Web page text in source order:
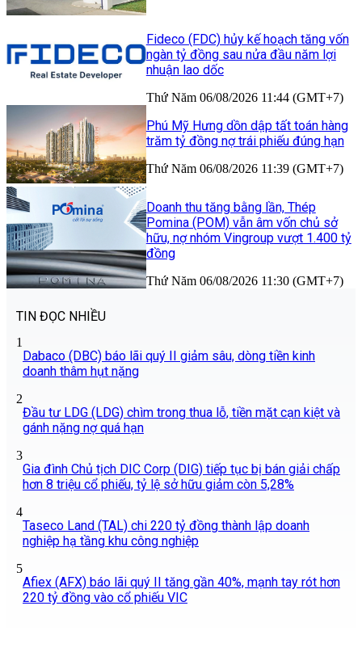
Fideco (FDC) hủy kế hoạch tăng vốn
ngàn tỷ đồng sau nửa đầu năm lợi
nhuận lao dốc
Thứ Năm 06/08/2026 11:44 (GMT+7)
Phú Mỹ Hưng dồn dập tất toán hàng
trăm tỷ đồng nợ trái phiếu đúng hạn
Thứ Năm 06/08/2026 11:39 (GMT+7)
Doanh thu tăng bằng lần, Thép
Pomina (POM) vẫn âm vốn chủ sở
hữu, nợ nhóm Vingroup vượt 1.400 tỷ
đồng
Thứ Năm 06/08/2026 11:30 (GMT+7)
TIN ĐỌC NHIỀU
1
Dabaco (DBC) báo lãi quý II giảm sâu, dòng tiền kinh
doanh thâm hụt nặng
2
Đầu tư LDG (LDG) chìm trong thua lỗ, tiền mặt cạn kiệt và
gánh nặng nợ quá hạn
3
Gia đình Chủ tịch DIC Corp (DIG) tiếp tục bị bán giải chấp
hơn 8 triệu cổ phiếu, tỷ lệ sở hữu giảm còn 5,28%
4
Taseco Land (TAL) chi 220 tỷ đồng thành lập doanh
nghiệp hạ tầng khu công nghiệp
5
Afiex (AFX) báo lãi quý II tăng gần 40%, mạnh tay rót hơn
220 tỷ đồng vào cổ phiếu VIC